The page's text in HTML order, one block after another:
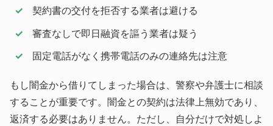
契約書の交付を拒否する業者は避ける
審査なしで即日融資を謳う業者は疑う
固定電話がなく携帯電話のみの連絡先は注意
もし闇金から借りてしまった場合は、警察や弁護士に相談
することが重要です。闇金との契約は法律上無効であり、
返済する必要はありません。ただし、自分だけで対処しよ